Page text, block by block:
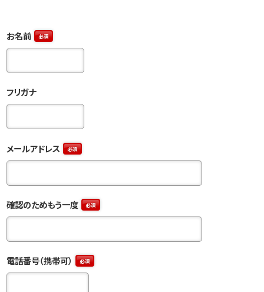
お名前 必須
フリガナ
メールアドレス 必須
確認のためもう一度 必須
電話番号（携帯可） 必須